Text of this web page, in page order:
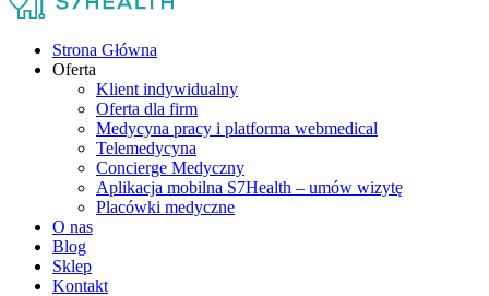
Strona Główna
Oferta
Klient indywidualny
Oferta dla firm
Medycyna pracy i platforma webmedical
Telemedycyna
Concierge Medyczny
Aplikacja mobilna S7Health – umów wizytę
Placówki medyczne
O nas
Blog
Sklep
Kontakt